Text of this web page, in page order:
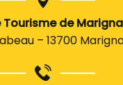
Tourisme de
– 13700